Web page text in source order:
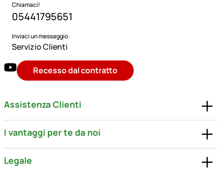
Chiamaci!
05441795651
Inviaci un messaggio
Servizio Clienti
Recesso dal contratto
Assistenza Clienti
I vantaggi per te da noi
Legale